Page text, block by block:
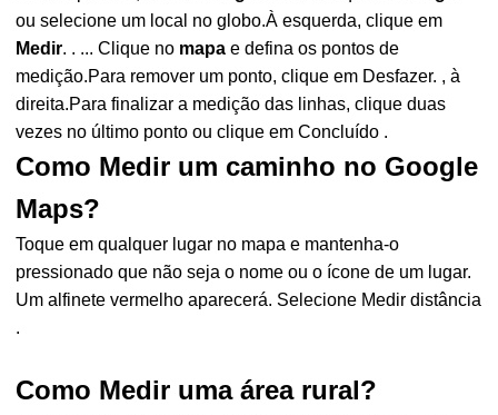
ou selecione um local no globo.À esquerda, clique em
Medir. . ... Clique no mapa e defina os pontos de
medição.Para remover um ponto, clique em Desfazer. , à
direita.Para finalizar a medição das linhas, clique duas
vezes no último ponto ou clique em Concluído .
Como Medir um caminho no Google
Maps?
Toque em qualquer lugar no mapa e mantenha-o
pressionado que não seja o nome ou o ícone de um lugar.
Um alfinete vermelho aparecerá. Selecione Medir distância
.
Como Medir uma área rural?